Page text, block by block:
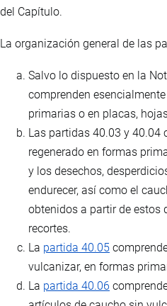
del Capítulo.
La organización general de las
Salvo lo dispuesto en la
comprenden
primarias o en placas,
Las partidas 40.03 y 40.04
regenerado en formas
y los desechos,
endurecer, así como el
obtenidos a partir de estos
recortes.
La partida 40.05
vulcanizar, en formas
La partida 40.06